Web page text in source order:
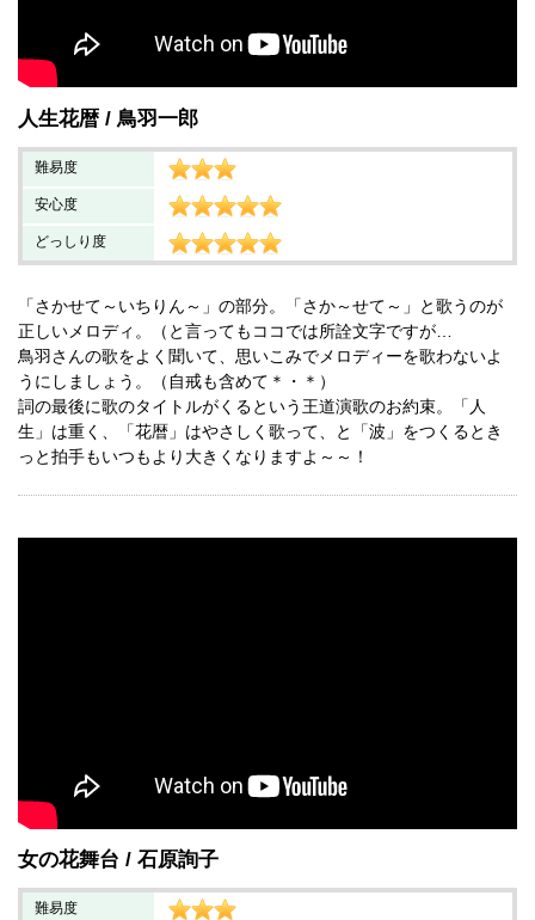
人生花暦 鳥羽一郎
難易度
安心度
どっしり度
「さかせて～いちりん～」の部分。「さか～せて～」と歌うのが
正しいメロディ。（と言ってもココでは所詮文字ですが…
鳥羽さんの歌をよく聞いて、思いこみでメロディーを歌わないよ
うにしましょう。（自戒も含めて＊・＊）
詞の最後に歌のタイトルがくるという王道演歌のお約束。「人
生」は重く、「花暦」はやさしく歌って、と「波」をつくるとき
っと拍手もいつもより大きくなりますよ～～！
女の花舞台 石原詢子
難易度